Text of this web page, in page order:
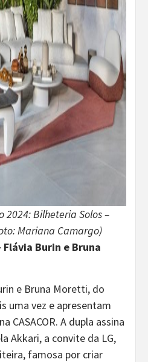
2024: Bilheteria Solos –
Mariana Camargo)
Burin e Bruna
e Bruna Moretti, do
uma vez e apresentam
CASACOR. A dupla assina
Akkari, a convite da LG,
famosa por criar